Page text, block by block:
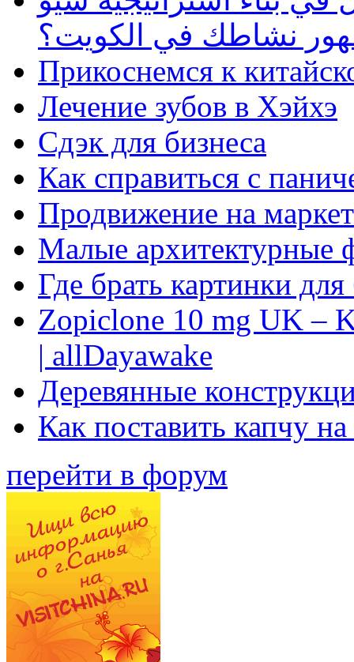
نشاطك في الكويت؟
Прикоснемся к
Лечение зубов в Хэйхэ
Сдэк для бизнеса
Как справиться с
Продвижение на
Малые архитектурные
Где брать картинки
Zopiclone 10 mg UK –
| allDayawake
Деревянные
Как поставить капчу
перейти в форум